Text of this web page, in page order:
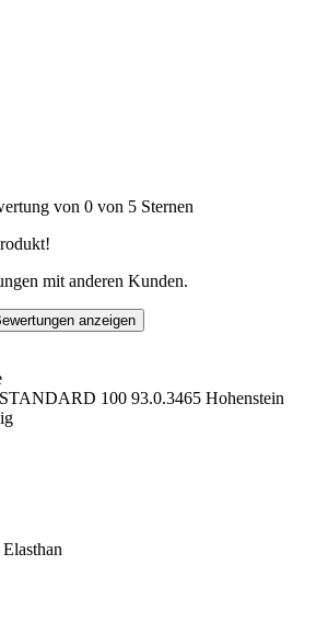
von 0 von 5 Sternen
mit anderen Kunden.
anzeigen
100 93.0.3465 Hohenstein